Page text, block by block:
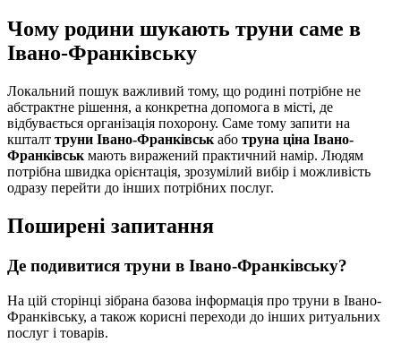
Чому родини шукають труни саме в
Івано-Франківську
Локальний пошук важливий тому, що родині потрібне не
абстрактне рішення, а конкретна допомога в місті, де
відбувається організація похорону. Саме тому запити на
кшталт труни Івано-Франківськ або труна ціна Івано-
Франківськ мають виражений практичний намір. Людям
потрібна швидка орієнтація, зрозумілий вибір і можливість
одразу перейти до інших потрібних послуг.
Поширені запитання
Де подивитися труни в Івано-Франківську?
На цій сторінці зібрана базова інформація про труни в Івано-
Франківську, а також корисні переходи до інших ритуальних
послуг і товарів.